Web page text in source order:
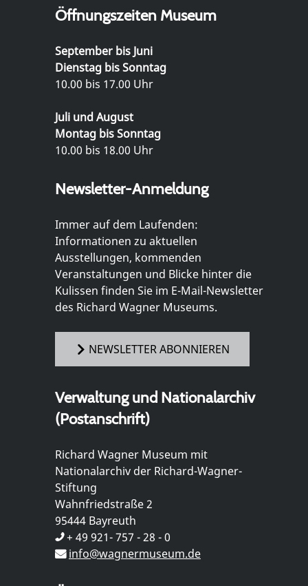
Öffnungszeiten Museum
September bis Juni
Dienstag bis Sonntag
10.00 bis 17.00 Uhr
Juli und August
Montag bis Sonntag
10.00 bis 18.00 Uhr
Newsletter-Anmeldung
Immer auf dem Laufenden:
Informationen zu aktuellen
Ausstellungen, kommenden
Veranstaltungen und Blicke hinter die
Kulissen finden Sie im E-Mail-Newsletter
des Richard Wagner Museums.
NEWSLETTER ABONNIEREN
Verwaltung und Nationalarchiv
(Postanschrift)
Richard Wagner Museum mit
Nationalarchiv der Richard-Wagner-
Stiftung
Wahnfriedstraße 2
95444 Bayreuth
+ 49 921- 757 - 28 - 0
info@wagnermuseum.de